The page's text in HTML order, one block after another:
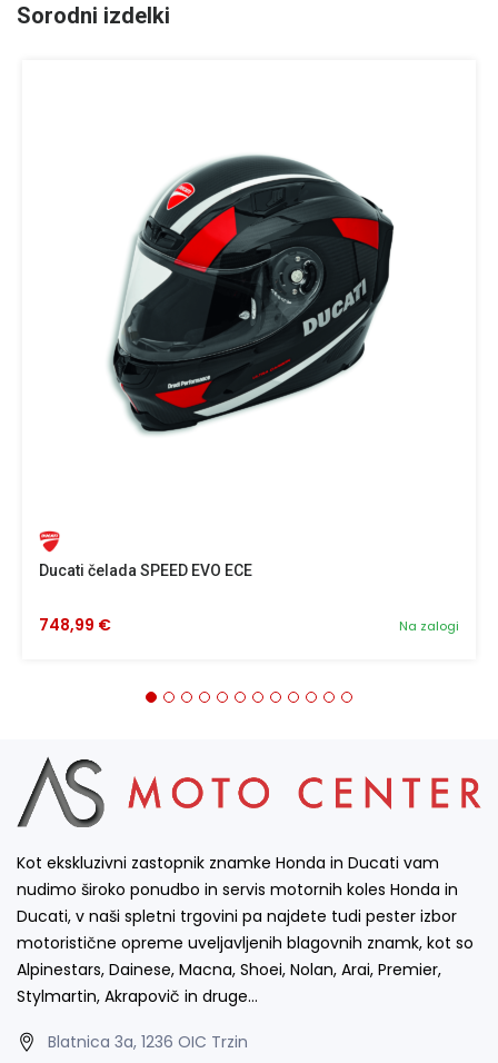
Sorodni izdelki
Ducati čelada SPEED EVO ECE
Na zalogi
748,99 €
Kot ekskluzivni zastopnik znamke Honda in Ducati vam
nudimo široko ponudbo in servis motornih koles Honda in
Ducati, v naši spletni trgovini pa najdete tudi pester izbor
motoristične opreme uveljavljenih blagovnih znamk, kot so
Alpinestars, Dainese, Macna, Shoei, Nolan, Arai, Premier,
Stylmartin, Akrapovič in druge…
Blatnica 3a, 1236 OIC Trzin